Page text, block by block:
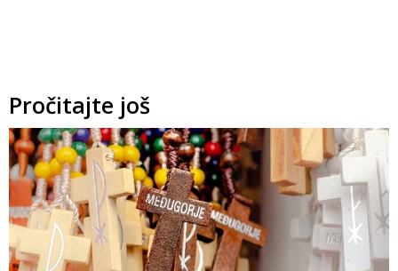
Pročitajte još